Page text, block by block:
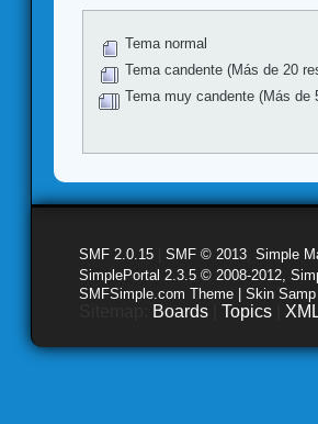
Tema normal
Tema candente (Más de 20
Tema muy candente (Más de
SMF 2.0.15 SMF © 2013 Simple
SimplePortal 2.3.5 © 2008-2012,
SMFSimple.com Theme | Skin Samp
Boards Topics